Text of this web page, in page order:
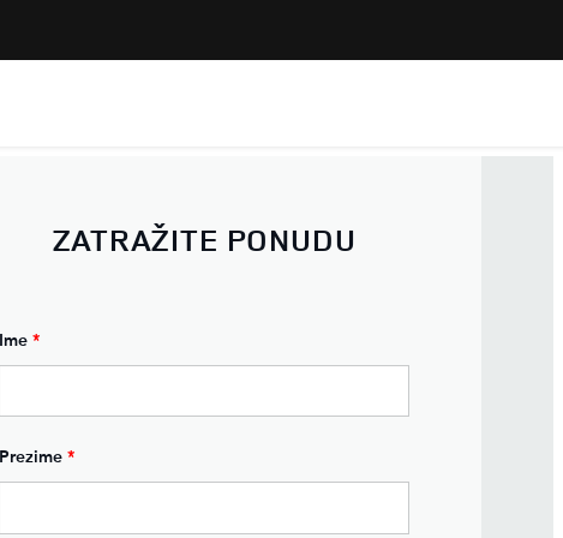
ZATRAŽITE PONUDU
Ime *
Prezime *